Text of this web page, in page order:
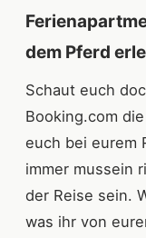
dem Pferd
Schaut euch
Booking.com
euch bei eurem
immer mussein
der Reise sein.
was ihr von